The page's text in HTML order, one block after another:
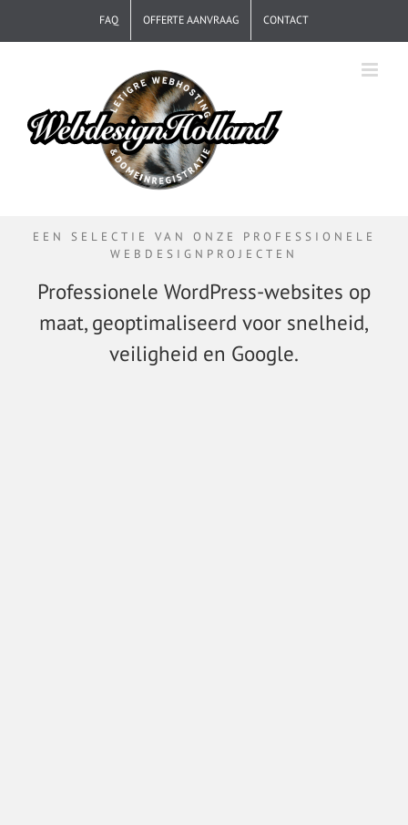
FAQ OFFERTE AANVRAAG CONTACT
EEN SELECTIE VAN ONZE PROFESSIONELE
WEBDESIGNPROJECTEN
Professionele WordPress-websites op
maat, geoptimaliseerd voor snelheid,
veiligheid en Google.